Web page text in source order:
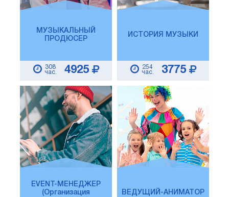
МУЗЫКАЛЬНЫЙ
ПРОДЮСЕР
308
час.
4925
ИСТОРИЯ МУЗЫКИ
254
час.
3775
EVENT-МЕНЕДЖЕР
(Организация
ВЕДУЩИЙ-АНИМАТОР